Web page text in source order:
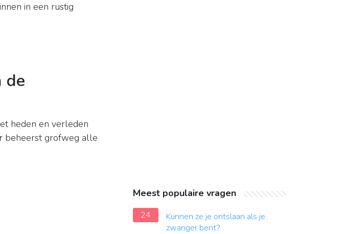
in een rustig
de
heden en verleden
beheerst grofweg alle
Meest populaire vragen
24
Kunnen ze je ontslaan als je
zwanger bent?